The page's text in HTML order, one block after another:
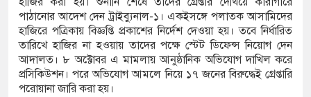
পাঠানোর আদেশ দেন ট্রাইব্যুনাল-১। একইসঙ্গে পলাতক আসামিদের
হাজিরে পত্রিকায় বিজ্ঞপ্তি প্রকাশের নির্দেশ দেওয়া হয়। তবে নির্ধারিত
তারিখে হাজির না হওয়ায় তাদের পক্ষে স্টেট ডিফেন্স নিয়োগ দেন
আদালত। ৮ অক্টোবর এ মামলায় আনুষ্ঠানিক অভিযোগ দাখিল করে
প্রসিকিউশন। পরে অভিযোগ আমলে নিয়ে ১৭ জনের বিরুদ্ধেই গ্রেপ্তারি
পরোয়ানা জারি করা হয়।